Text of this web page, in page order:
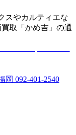
スやカルティエな
取「かめ吉」の通
岡 092-401-2540